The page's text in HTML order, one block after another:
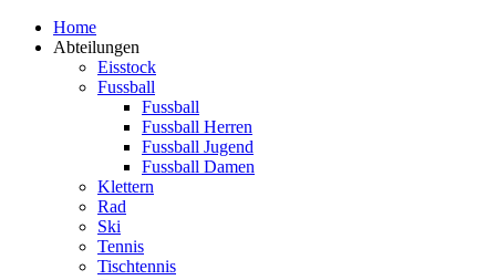
Zum
Inhalt
Home
Abteilungen
Eisstock
Fussball
Fussball
Fussball Herren
Fussball Jugend
Fussball Damen
Klettern
Rad
Ski
Tennis
Tischtennis